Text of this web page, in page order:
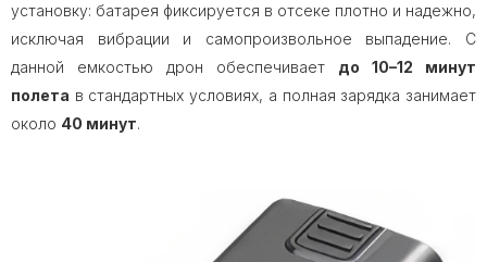
установку: батарея фиксируется в отсеке плотно и надежно,
исключая вибрации и самопроизвольное выпадение. С
данной емкостью дрон обеспечивает до 10–12 минут
полета в стандартных условиях, а полная зарядка занимает
около 40 минут.